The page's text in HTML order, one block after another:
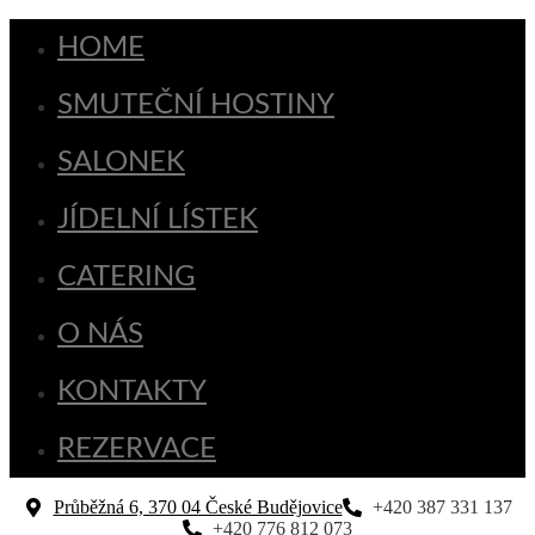
HOME
SMUTEČNÍ HOSTINY
SALONEK
JÍDELNÍ LÍSTEK
CATERING
O NÁS
KONTAKTY
REZERVACE
Průběžná 6, 370 04 České Budějovice
+420 387 331 137
+420 776 812 073